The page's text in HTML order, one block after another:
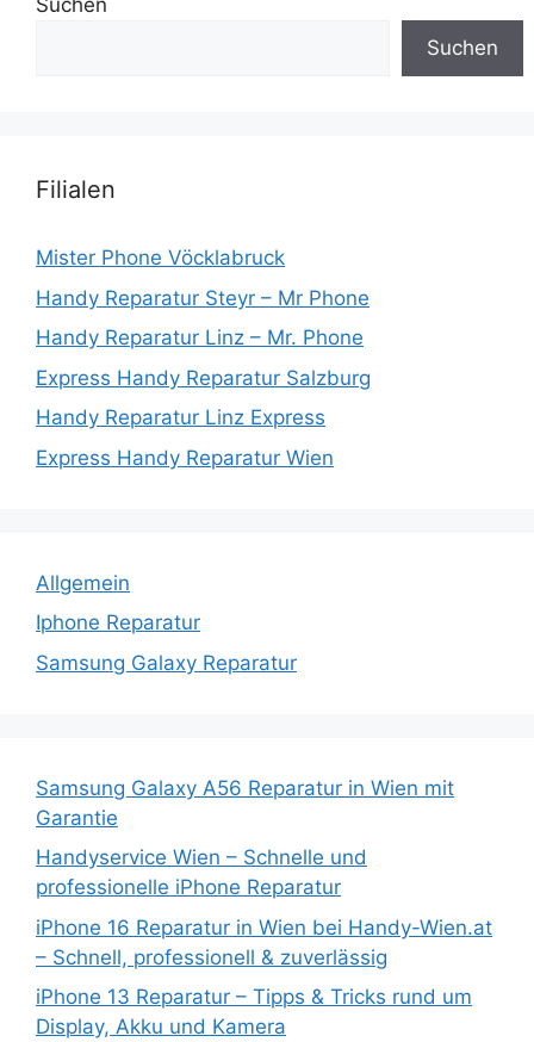
Suchen
Suchen
Filialen
Mister Phone Vöcklabruck
Handy Reparatur Steyr – Mr Phone
Handy Reparatur Linz – Mr. Phone
Express Handy Reparatur Salzburg
Handy Reparatur Linz Express
Express Handy Reparatur Wien
Allgemein
Iphone Reparatur
Samsung Galaxy Reparatur
Samsung Galaxy A56 Reparatur in Wien mit
Garantie
Handyservice Wien – Schnelle und
professionelle iPhone Reparatur
iPhone 16 Reparatur in Wien bei Handy-Wien.at
– Schnell, professionell & zuverlässig
iPhone 13 Reparatur – Tipps & Tricks rund um
Display, Akku und Kamera